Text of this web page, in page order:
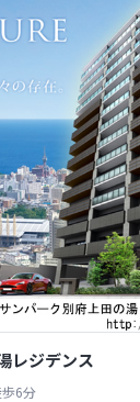
レジデンス
6分